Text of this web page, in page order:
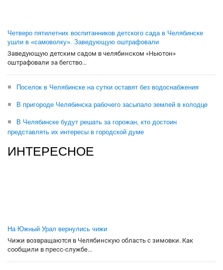
Четверо пятилетних воспитанников детского сада в Челябинске
ушли в «самоволку». Заведующую оштрафовали
Заведующую детским садом в челябинском «Ньютон»
оштрафовали за бегство...
Поселок в Челябинске на сутки оставят без водоснабжения
В пригороде Челябинска рабочего засыпало землей в колодце
В Челябинске будут решать за горожан, кто достоин
представлять их интересы в городской думе
ИНТЕРЕСНОЕ
На Южный Урал вернулись чижи
Чижи возвращаются в Челябинскую область с зимовки. Как
сообщили в пресс-службе...